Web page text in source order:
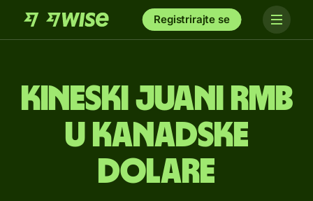
Registrirajte se
Kineski juani rmb
u kanadske
dolare